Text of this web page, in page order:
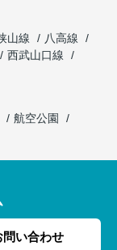
山線
八高線
西武山口線
航空公園
問い合わせ